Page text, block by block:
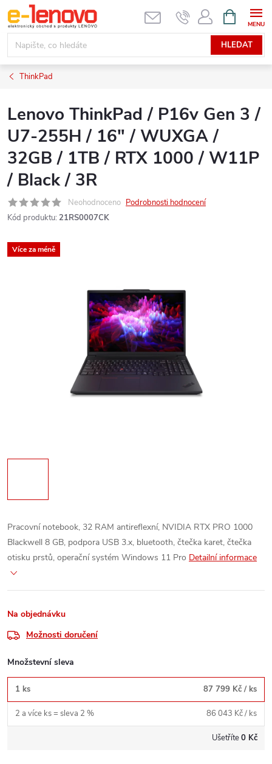
Přejít
na
obsah
HLEDAT
NÁKUPNÍ
KOŠÍK
ThinkPad
Lenovo ThinkPad / P16v Gen 3 /
U7-255H / 16" / WUXGA /
32GB / 1TB / RTX 1000 / W11P
/ Black / 3R
Neohodnoceno Podrobnosti hodnocení
Kód produktu: 21RS0007CK
Více za méně
Pracovní notebook, 32 RAM antireflexní, NVIDIA RTX PRO 1000
Blackwell 8 GB, podpora USB 3.x, bluetooth, čtečka karet, čtečka
otisku prstů, operační systém Windows 11 Pro Detailní informace
Na objednávku
Možnosti doručení
Množstevní sleva
1 ks 87 799 Kč / ks
2 a více ks = sleva 2 % 86 043 Kč/ ks
Ušetříte0 Kč